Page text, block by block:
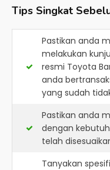
Tips Singkat
Pastikan anda
melakukan
resmi Toyota
anda
yang sudah
Pastikan anda
dengan
telah
Tanyakan